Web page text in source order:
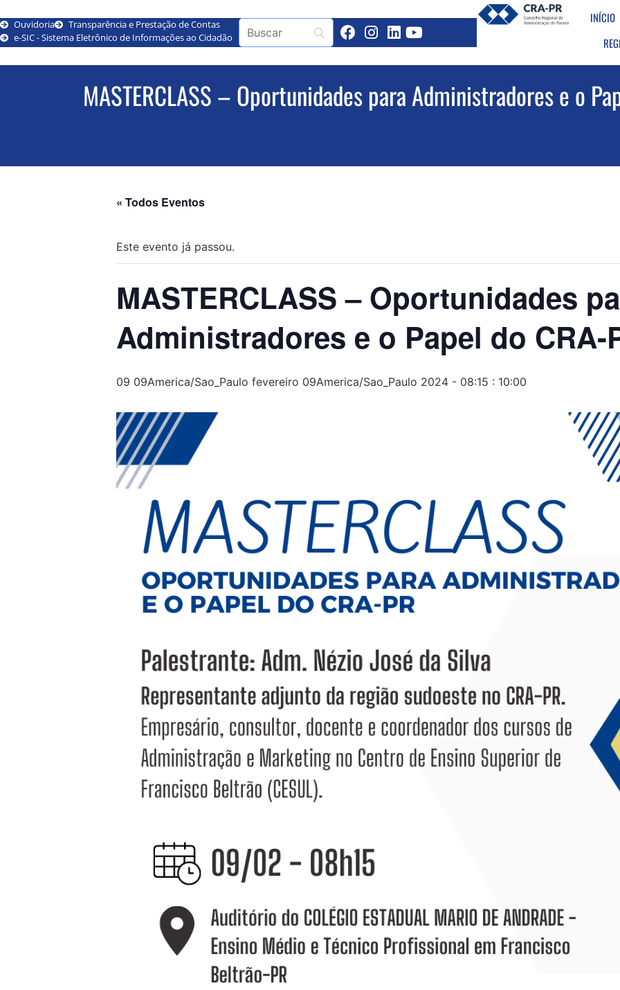
Ouvidoria
Transparência e Prestação de Contas
e-SIC - Sistema Eletrônico de Informações ao Cidadão
INÍCIO
MASTERCLASS – Oportunidades para Administradores e o
« Todos Eventos
Este evento já passou.
MASTERCLASS – Oportunidades
Administradores e o Papel do CRA-
09 09America/Sao_Paulo fevereiro 09America/Sao_Paulo 2024 - 08:15 : 10:00